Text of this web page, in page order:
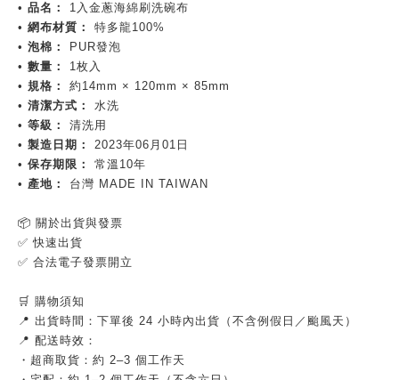
• 品名：
1入金蔥海綿刷洗碗布
• 網布材質：
特多龍100%
• 泡棉：
PUR發泡
• 數量：
1枚入
• 規格：
約14mm × 120mm × 85mm
• 清潔方式：
水洗
• 等級：
清洗用
• 製造日期：
2023年06月01日
• 保存期限：
常溫10年
• 產地： 台灣 MADE IN TAIWAN
📦 關於出貨與發票
✅ 快速出貨
✅ 合法電子發票開立
🛒 購物須知
📍 出貨時間：下單後 24 小時內出貨（不含例假日／颱風天）
📍 配送時效：
・超商取貨：約 2–3 個工作天